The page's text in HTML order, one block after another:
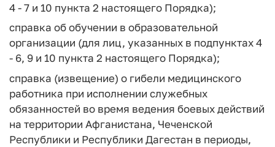
4 - 7 и 10 пункта 2 настоящего Порядка);
справка об обучении в образовательной
организации (для лиц, указанных в подпунктах 4
- 6, 9 и 10 пункта 2 настоящего Порядка);
справка (извещение) о гибели медицинского
работника при исполнении служебных
обязанностей во время ведения боевых действий
на территории Афганистана, Чеченской
Республики и Республики Дагестан в периоды,